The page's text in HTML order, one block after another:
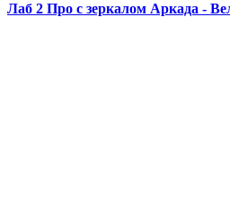
Лаб 2 Про с зеркалом Аркада -